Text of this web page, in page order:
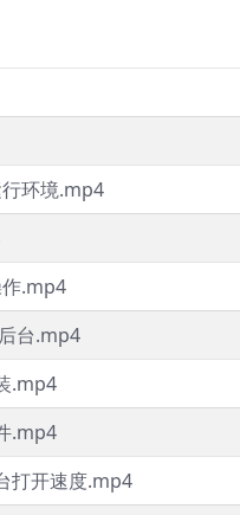
环境.mp4
.mp4
台.mp4
.mp4
.mp4
打开速度.mp4